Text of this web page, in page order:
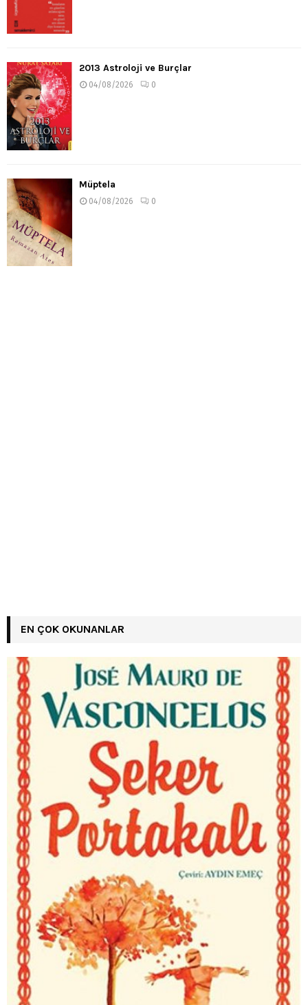
2013 Astroloji ve Burçlar
04/08/2026 0
Müptela
04/08/2026 0
EN ÇOK OKUNANLAR